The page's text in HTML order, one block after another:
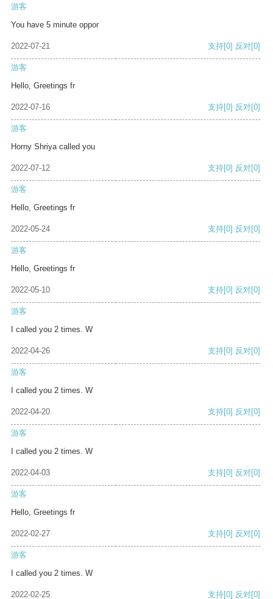
游客
You have 5 minute oppor
2022-07-21 支持[0] 反对[0]
游客
Hello, Greetings fr
2022-07-16 支持[0] 反对[0]
游客
Horny Shriya called you
2022-07-12 支持[0] 反对[0]
游客
Hello, Greetings fr
2022-05-24 支持[0] 反对[0]
游客
Hello, Greetings fr
2022-05-10 支持[0] 反对[0]
游客
I called you 2 times. W
2022-04-26 支持[0] 反对[0]
游客
I called you 2 times. W
2022-04-20 支持[0] 反对[0]
游客
I called you 2 times. W
2022-04-03 支持[0] 反对[0]
游客
Hello, Greetings fr
2022-02-27 支持[0] 反对[0]
游客
I called you 2 times. W
2022-02-25 支持[0] 反对[0]